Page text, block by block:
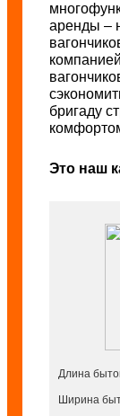
аренды –
бригаду
Это наш
Длина
Ширина